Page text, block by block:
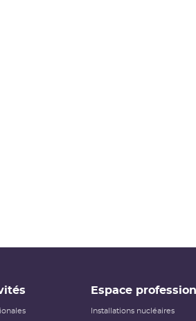
Espace
Installations nucléaires